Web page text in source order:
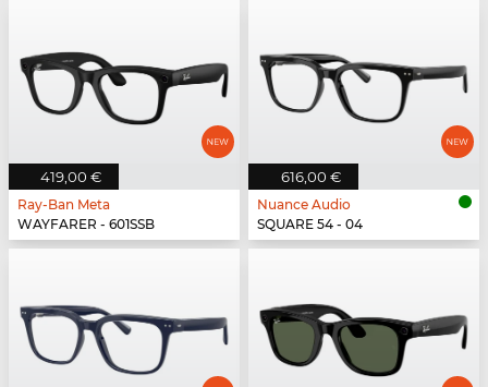
419,00 €
Ray-Ban Meta
WAYFARER - 601SSB
616,00 €
Nuance Audio
SQUARE 54 - 04